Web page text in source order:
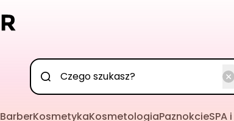
BarberKosmetykaKosmetologiaPaznokcieSPA